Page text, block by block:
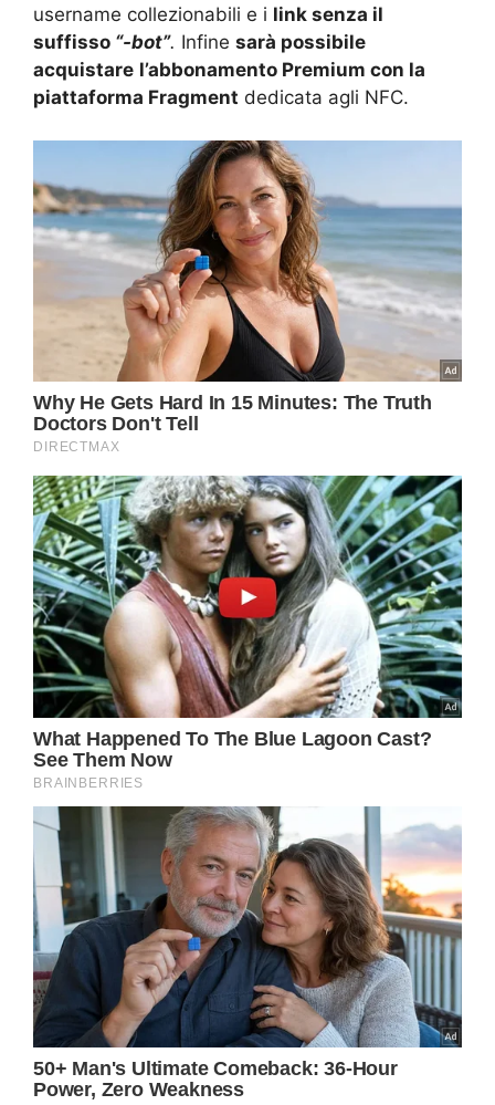
username collezionabili e i link senza il
suffisso “-bot”. Infine sarà possibile
acquistare l’abbonamento Premium con la
piattaforma Fragment dedicata agli NFC.